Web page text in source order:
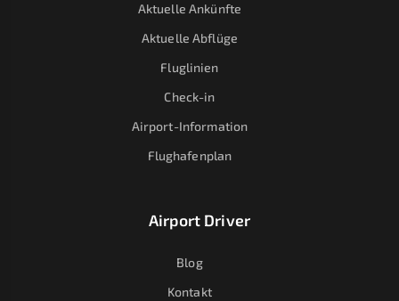
Aktuelle Ankünfte
Aktuelle Abflüge
Fluglinien
Check-in
Airport-Information
Flughafenplan
Airport Driver
Blog
Kontakt